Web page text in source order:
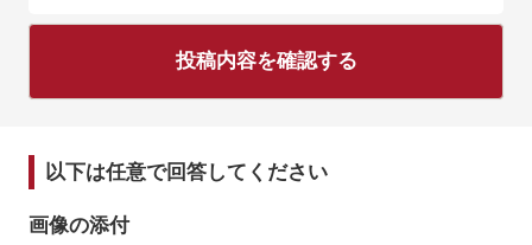
投稿内容を確認する
以下は任意で回答してください
画像の添付